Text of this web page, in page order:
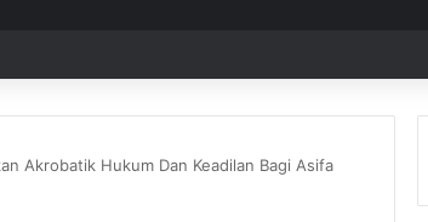
Akrobatik Hukum Dan Keadilan Bagi Asifa